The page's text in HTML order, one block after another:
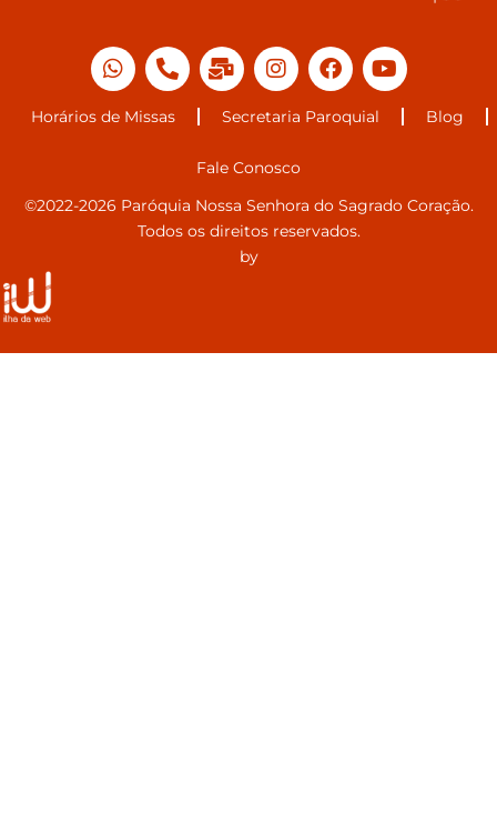
Horários de Missas Secretaria Paroquial Blog
Fale Conosco
©2022-2026 Paróquia Nossa Senhora do Sagrado Coração.
Todos os direitos reservados.
by